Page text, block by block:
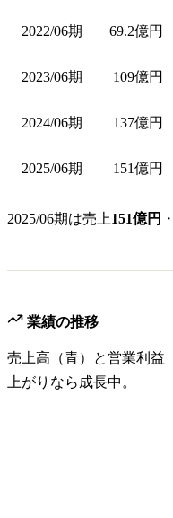
2022/06期 69.2億円
2023/06期 109億円
2024/06期 137億円
2025/06期 151億円
2025/06期は売上151億円
業績の推移
売上高（青）と営業利益
上がりなら成長中。